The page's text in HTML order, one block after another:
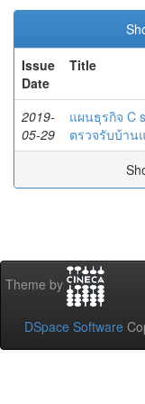
Issue
Date
Title
2019-
05-29
แผนธุรกิจ C
ตรวจรับบ้าน
Theme by
DSpace Software